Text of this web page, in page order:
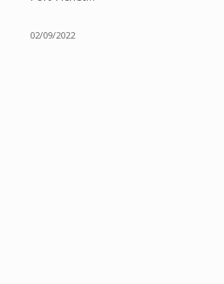
02/09/2022